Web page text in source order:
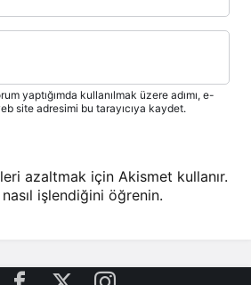
yaptığımda kullanılmak üzere adımı, e-
site adresimi bu tarayıcıya kaydet.
azaltmak için Akismet kullanır.
işlendiğini öğrenin.